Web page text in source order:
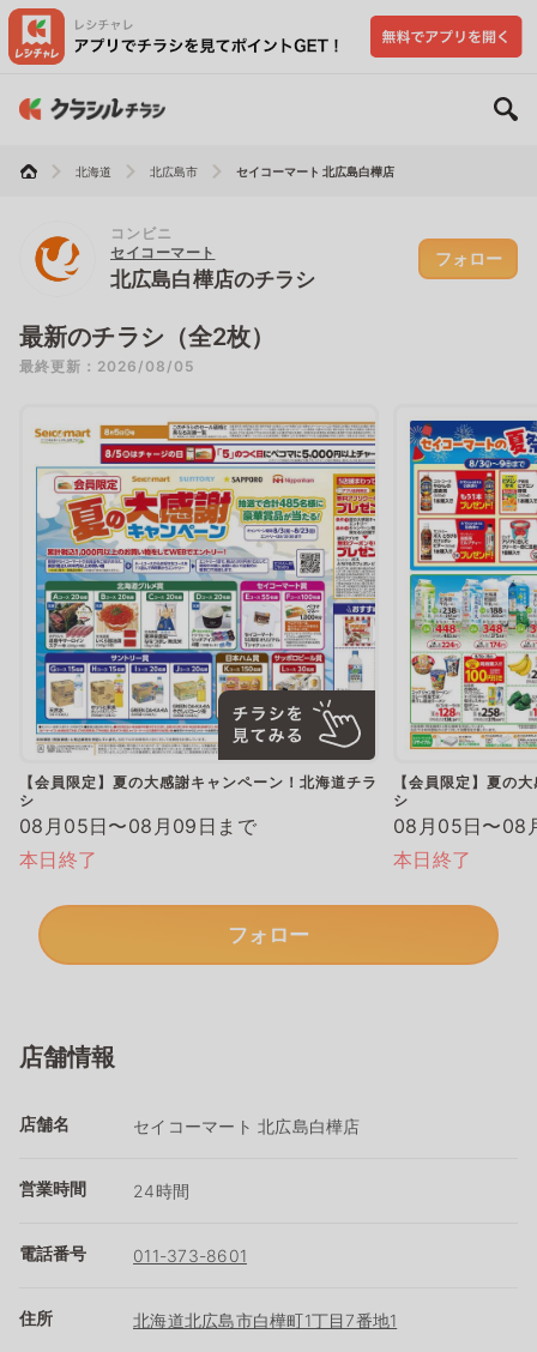
北海道 北広島市 セイコーマート 北広島白樺店
コンビニ
セイコーマート
北広島白樺店のチラシ
フォロー
最新のチラシ（全2枚）
最終更新：2026/08/05
【会員限定】夏の大感謝キャンペーン！北海道チラ
シ
08月05日〜08月09日まで
本日終了
【会員限定】夏の
シ
08月05日〜08
本日終了
フォロー
店舗情報
店舗名 セイコーマート 北広島白樺店
営業時間 24時間
電話番号 011-373-8601
住所 北海道北広島市白樺町1丁目7番地1